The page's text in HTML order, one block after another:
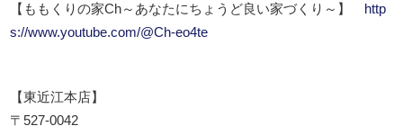
【ももくりの家Ch～あなたにちょうど良い家づくり～】
http
s://www.youtube.com/@Ch-eo4te
【東近江本店】
〒527-0042